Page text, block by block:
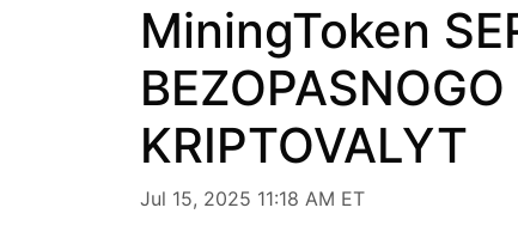
MiningToken
KRIPTOVALYT
Jul 15, 2025 11:18 AM ET